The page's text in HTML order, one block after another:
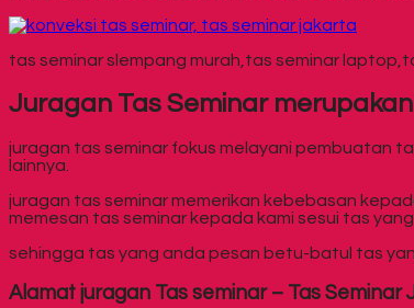
tas seminar slempang murah,tas seminar
Juragan Tas Seminar
juragan tas seminar fokus melayani pembuatan
lainnya.
juragan tas seminar memerikan kebebasan
memesan tas seminar kepada kami sesui tas
sehingga tas yang anda pesan betu-batul tas
Alamat juragan Tas seminar – Tas Seminar